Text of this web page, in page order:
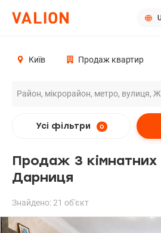
Київ Продаж квартир
Усі фільтри 0
Продаж 3 кімнатних
Дарниця
Знайдено: 21 об'єкт